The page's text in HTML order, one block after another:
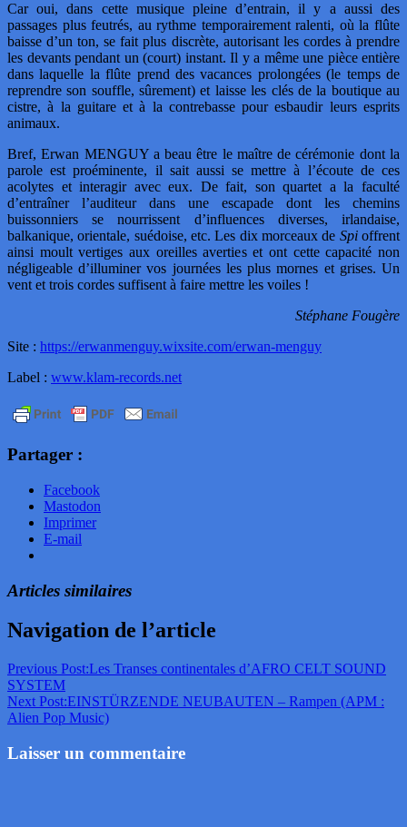
Car oui, dans cette musique pleine d’entrain, il y a aussi des
passages plus feutrés, au rythme temporairement ralenti, où la flûte
baisse d’un ton, se fait plus discrète, autorisant les cordes à prendre
les devants pendant un (court) instant. Il y a même une pièce entière
dans laquelle la flûte prend des vacances prolongées (le temps de
reprendre son souffle, sûrement) et laisse les clés de la boutique au
cistre, à la guitare et à la contrebasse pour esbaudir leurs esprits
animaux.
Bref, Erwan MENGUY a beau être le maître de cérémonie dont la
parole est proéminente, il sait aussi se mettre à l’écoute de ces
acolytes et interagir avec eux. De fait, son quartet a la faculté
d’entraîner l’auditeur dans une escapade dont les chemins
buissonniers se nourrissent d’influences diverses, irlandaise,
balkanique, orientale, suédoise, etc. Les dix morceaux de Spioffrent
ainsi moult vertiges aux oreilles averties et ont cette capacité non
négligeable d’illuminer vos journées les plus mornes et grises. Un
vent et trois cordes suffisent à faire mettre les voiles !
Stéphane Fougère
Site : https://erwanmenguy.wixsite.com/erwan-menguy
Label : www.klam-records.net
Partager :
Facebook
Mastodon
Imprimer
E-mail
Articles similaires
Navigation de l’article
Previous Post:Les Transes continentales d’AFRO CELT SOUND
SYSTEM
Next Post:EINSTÜRZENDE NEUBAUTEN – Rampen (APM :
Alien Pop Music)
Laisser un commentaire